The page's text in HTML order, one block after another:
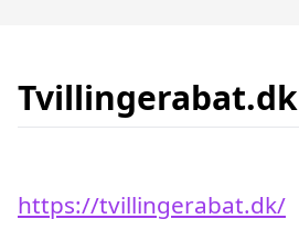
Tvillingerabat.dk
https://tvillingerabat.dk/